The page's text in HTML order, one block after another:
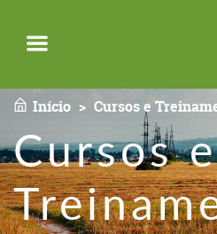
Início Cursos e
Cursos e